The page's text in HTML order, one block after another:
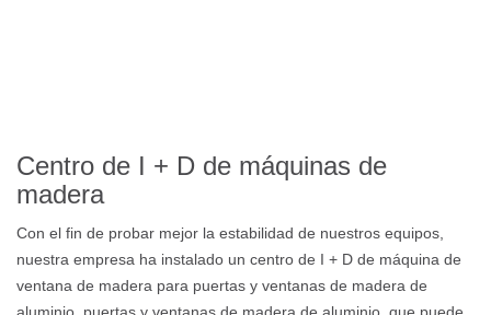
Centro de I + D de máquinas de
madera
Con el fin de probar mejor la estabilidad de nuestros equipos,
nuestra empresa ha instalado un centro de I + D de máquina de
ventana de madera para puertas y ventanas de madera de